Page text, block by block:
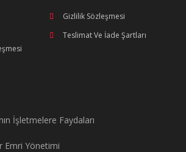
Gizlilik Sözleşmesi
Teslimat Ve İade Şartları
İşletmelere Faydaları
Emri Yönetimi